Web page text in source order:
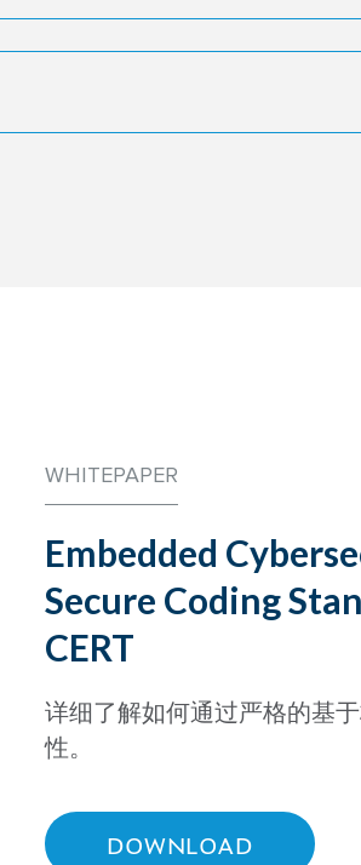
WHITEPAPER
Embedded
Secure Coding
CERT
详细了解如何通过严格的基
性。
DOWNLOAD